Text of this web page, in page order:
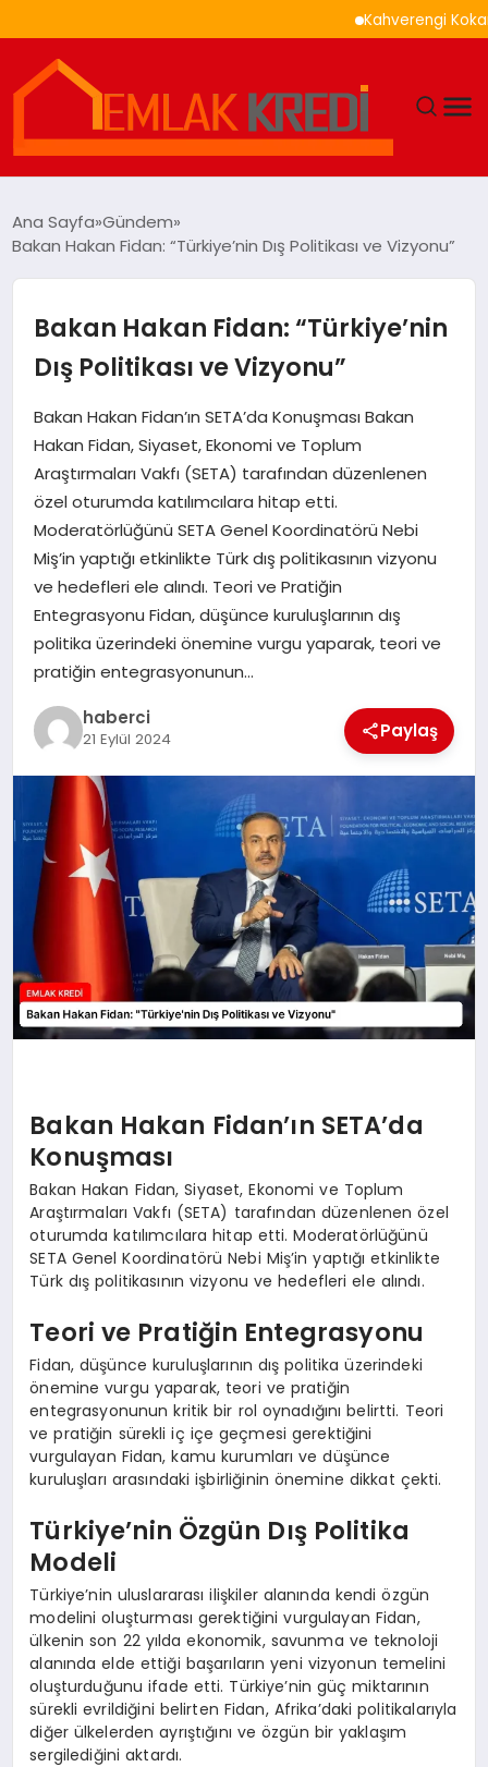
Kahverengi Kokarca
DÜNYA
EĞITIM
MAGAZIN
SAĞLIK
SIYASET
SPOR
TEKNOLOJI
YAŞAM
Ana Sayfa Gündem
Bakan Hakan Fidan: “Türkiye’nin Dış Politikası ve Vizyonu”
Bakan Hakan Fidan: “Türkiye’nin
Dış Politikası ve Vizyonu”
Bakan Hakan Fidan’ın SETA’da Konuşması Bakan
Hakan Fidan, Siyaset, Ekonomi ve Toplum
Araştırmaları Vakfı (SETA) tarafından düzenlenen
özel oturumda katılımcılara hitap etti.
Moderatörlüğünü SETA Genel Koordinatörü Nebi
Miş’in yaptığı etkinlikte Türk dış politikasının vizyonu
ve hedefleri ele alındı. Teori ve Pratiğin
Entegrasyonu Fidan, düşünce kuruluşlarının dış
politika üzerindeki önemine vurgu yaparak, teori ve
pratiğin entegrasyonunun…
haberci
21 Eylül 2024 Paylaş
Bakan Hakan Fidan’ın SETA’da
Konuşması
Bakan Hakan Fidan, Siyaset, Ekonomi ve Toplum
Araştırmaları Vakfı (SETA) tarafından düzenlenen özel
oturumda katılımcılara hitap etti. Moderatörlüğünü
SETA Genel Koordinatörü Nebi Miş’in yaptığı etkinlikte
Türk dış politikasının vizyonu ve hedefleri ele alındı.
Teori ve Pratiğin Entegrasyonu
Fidan, düşünce kuruluşlarının dış politika üzerindeki
önemine vurgu yaparak, teori ve pratiğin
entegrasyonunun kritik bir rol oynadığını belirtti. Teori
ve pratiğin sürekli iç içe geçmesi gerektiğini
vurgulayan Fidan, kamu kurumları ve düşünce
kuruluşları arasındaki işbirliğinin önemine dikkat çekti.
Türkiye’nin Özgün Dış Politika
Modeli
Türkiye’nin uluslararası ilişkiler alanında kendi özgün
modelini oluşturması gerektiğini vurgulayan Fidan,
ülkenin son 22 yılda ekonomik, savunma ve teknoloji
alanında elde ettiği başarıların yeni vizyonun temelini
oluşturduğunu ifade etti. Türkiye’nin güç miktarının
sürekli evrildiğini belirten Fidan, Afrika’daki politikalarıyla
diğer ülkelerden ayrıştığını ve özgün bir yaklaşım
sergilediğini aktardı.